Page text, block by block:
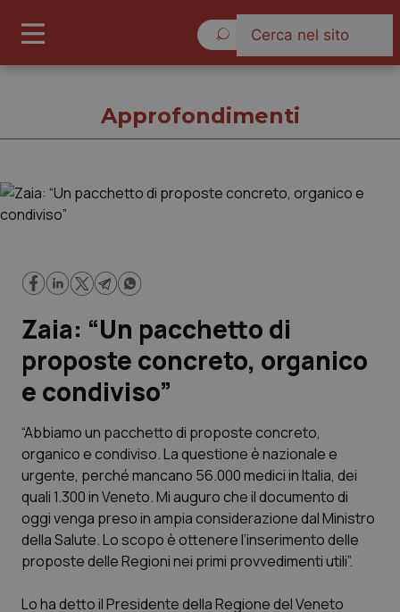
Governo e Parlamento
Regioni e Asl
Lavoro e Professioni
Scienza e Farmaci
Studi e Analisi
Lettere al direttore
Approfondimenti
Zaia: “Un pacchetto di
proposte concreto, organico
e condiviso”
“Abbiamo un pacchetto di proposte concreto,
organico e condiviso. La questione è nazionale e
urgente, perché mancano 56.000 medici in Italia, dei
quali 1.300 in Veneto. Mi auguro che il documento di
oggi venga preso in ampia considerazione dal Ministro
della Salute. Lo scopo è ottenere l’inserimento delle
proposte delle Regioni nei primi provvedimenti utili”.
Lo ha detto il Presidente della Regione del Veneto